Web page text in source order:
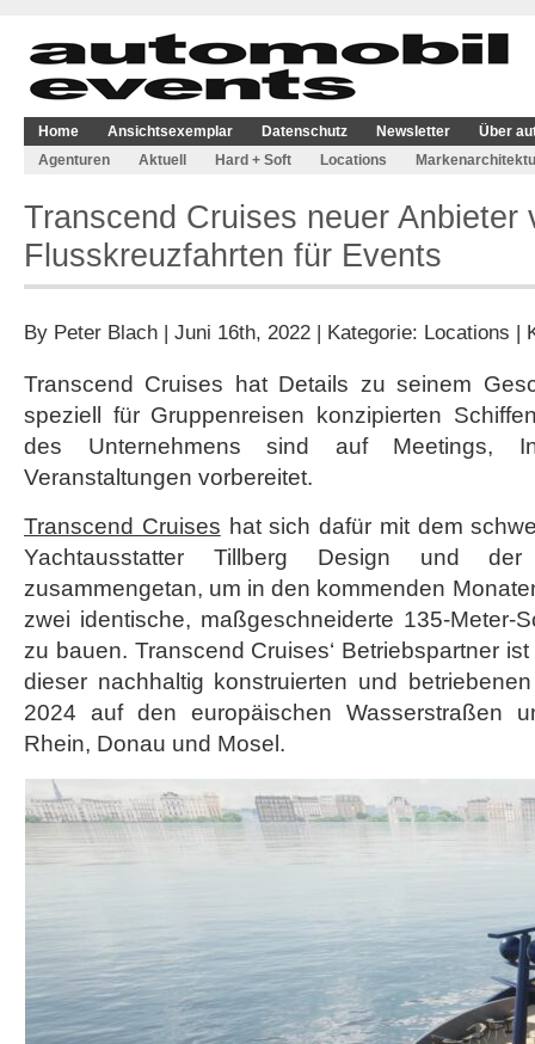
Home Ansichtsexemplar Datenschutz Newsletter
Über
Agenturen
Aktuell Hard + Soft Locations
Transcend Cruises neuer Anbieter
Flusskreuzfahrten für Events
By Peter Blach | Juni 16th, 2022 | Kategorie: Locations |
Transcend Cruises hat Details zu seinem
speziell für Gruppenreisen konzipierten
des Unternehmens sind auf Meetings,
Veranstaltungen vorbereitet.
Transcend Cruises hat sich dafür mit dem
Yachtausstatter Tillberg Design und
zusammengetan, um in den kommenden
zwei identische, maßgeschneiderte 135-Meter-
zu bauen. Transcend Cruises‘ Betriebspartner
dieser nachhaltig konstruierten und
2024 auf den europäischen Wasserstraßen
Rhein, Donau und Mosel.